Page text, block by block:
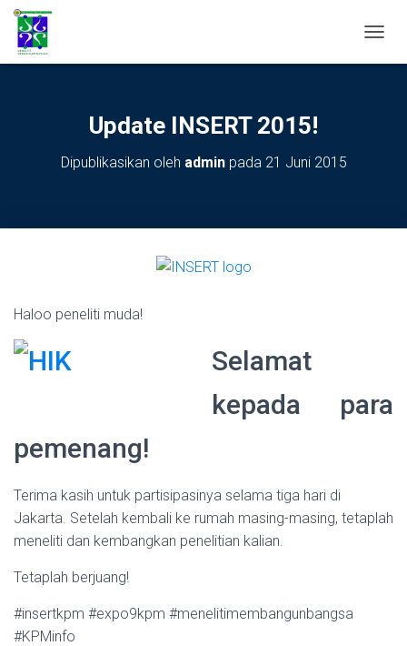
Update INSERT 2015!
Dipublikasikan oleh adminpada 21 Juni 2015
Haloo peneliti muda!
Selamat
kepada para
pemenang!
Terima kasih untuk partisipasinya selama tiga hari di
Jakarta. Setelah kembali ke rumah masing-masing, tetaplah
meneliti dan kembangkan penelitian kalian.
Tetaplah berjuang!
#insertkpm #expo9kpm #menelitimembangunbangsa
#KPMinfo